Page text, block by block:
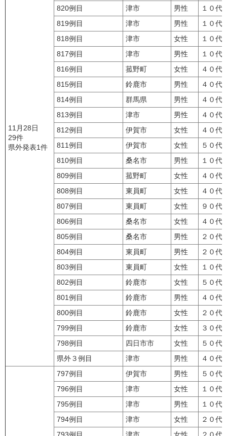
11月28日
29件
県外発表1件
820例目
津市 男性
１０代
819例目
津市 男性
１０代
818例目
津市 女性
１０代
817例目
津市 男性
１０代
816例目
菰野町 女性
４０代
815例目
鈴鹿市 男性
４０代
814例目
群馬県 男性
４０代
813例目
津市 男性
４０代
812例目
伊賀市 女性
４０代
811例目
伊賀市 女性
５０代
810例目
桑名市 男性
１０代
809例目
菰野町 女性
４０代
808例目
東員町 女性
４０代
807例目
東員町 女性
９０代
806例目
桑名市 女性
４０代
805例目
桑名市 男性
２０代
804例目
東員町 男性
２０代
803例目
東員町 女性
１０代
802例目
鈴鹿市 女性
５０代
801例目
鈴鹿市 男性
４０代
800例目
鈴鹿市 女性
２０代
799例目
鈴鹿市 女性
３０代
798例目
四日市市 女性
５０代
県外３例目
津市 男性
４０代
797例目
伊賀市 男性
５０代
796例目
津市 女性
１０代
795例目
津市 男性
１０代
794例目
津市 女性
２０代